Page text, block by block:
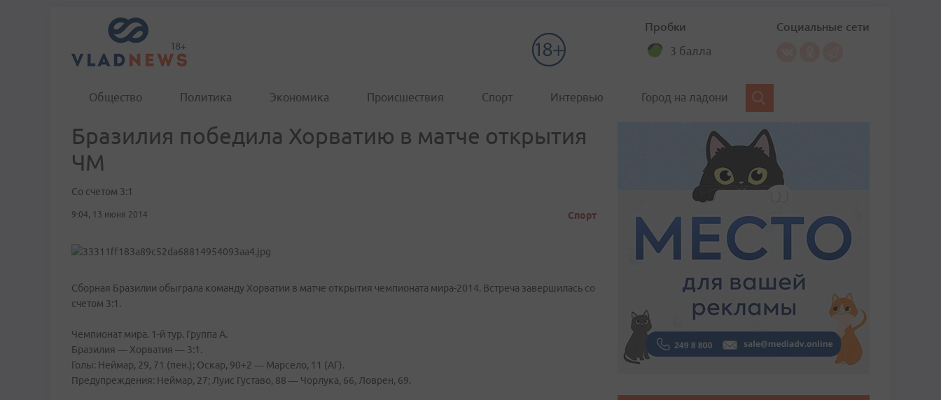
Пробки
3 балла
Социальные сети
Общество Политика Экономика Происшествия Спорт Интервью Город на ладони
Бразилия победила Хорватию в матче открытия
ЧМ
Со счетом 3:1
9:04, 13 июня 2014 Спорт
Сборная Бразилии обыграла команду Хорватии в матче открытия чемпионата мира-2014. Встреча завершилась со
счетом 3:1.
Чемпионат мира. 1-й тур. Группа А.
Бразилия — Хорватия — 3:1.
Голы: Неймар, 29, 71 (пен.); Оскар, 90+2 — Марсело, 11 (АГ).
Предупреждения: Неймар, 27; Луис Густаво, 88 — Чорлука, 66, Ловрен, 69.